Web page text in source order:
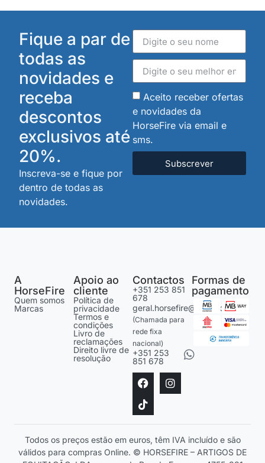
Fique a par de
todas as
novidades e
receba
descontos
exclusivos até
20%.
Inscreva-se e fique por
dentro de todas as
novidades.
Aceito receber ofertas
e novidades da
HorseFire via email e
sms.
Subscrever
A
HorseFire
Quem somos
Marcas
Apoio ao
cliente
Política de
privacidade
Termos e
condições
Livro de
reclamações
Direito livre de
resolução
Contactos
+351 253 851
678
geral.horsefire@gmail.com
(Chamada para
rede fixa
nacional)
+351 253
851 678
Formas de
pagamento
Todos os preços estão em euros, têm IVA incluído e são
válidos para compras Online. © HORSEFIRE – ARTIGOS DE